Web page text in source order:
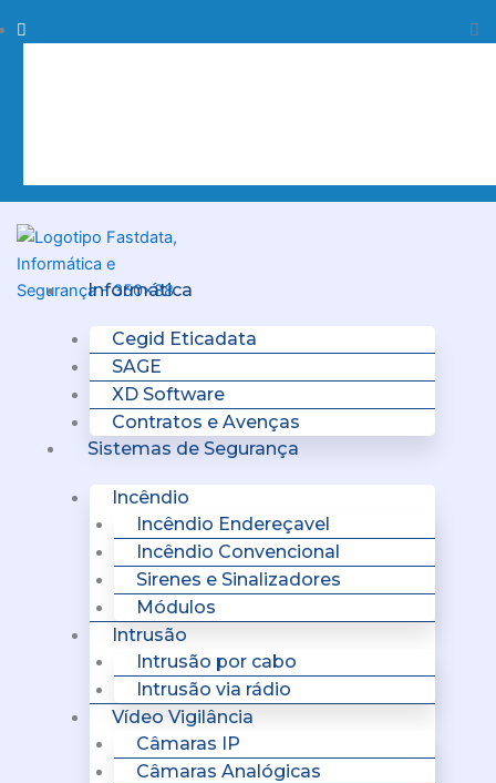
to
Procurar
Informática
Cegid Eticadata
SAGE
XD Software
Contratos e Avenças
Sistemas de Segurança
Incêndio
Incêndio Endereçavel
Incêndio Convencional
Sirenes e Sinalizadores
Módulos
Intrusão
Intrusão por cabo
Intrusão via rádio
Vídeo Vigilância
Câmaras IP
Câmaras Analógicas
Menu